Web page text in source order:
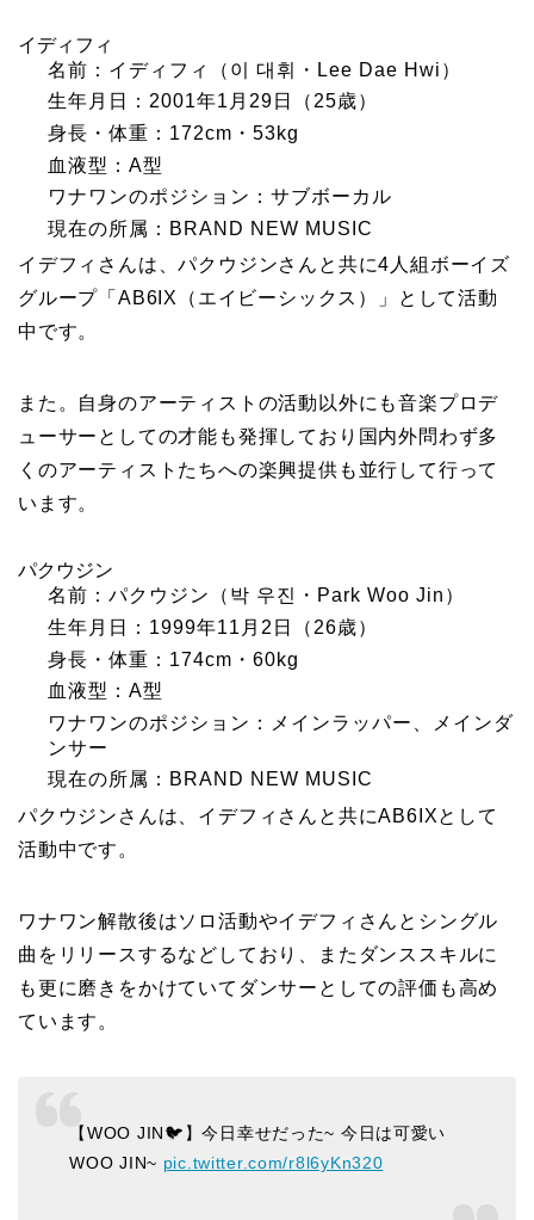
イディフィ
名前：イディフィ（이 대휘・Lee Dae Hwi）
生年月日：2001年1月29日（25歳）
身長・体重：172cm・53kg
血液型：A型
ワナワンのポジション：サブボーカル
現在の所属：BRAND NEW MUSIC
イデフィさんは、パクウジンさんと共に4人組ボーイズ
グループ「AB6IX（エイビーシックス）」として活動
中です。
また。自身のアーティストの活動以外にも音楽プロデ
ューサーとしての才能も発揮しており国内外問わず多
くのアーティストたちへの楽興提供も並行して行って
います。
パクウジン
名前：パクウジン（박 우진・Park Woo Jin）
生年月日：1999年11月2日（26歳）
身長・体重：174cm・60kg
血液型：A型
ワナワンのポジション：メインラッパー、メインダ
ンサー
現在の所属：BRAND NEW MUSIC
パクウジンさんは、イデフィさんと共にAB6IXとして
活動中です。
ワナワン解散後はソロ活動やイデフィさんとシングル
曲をリリースするなどしており、またダンススキルに
も更に磨きをかけていてダンサーとしての評価も高め
ています。
【WOO JIN🐦】今日幸せだった~ 今日は可愛い
WOO JIN~ pic.twitter.com/r8l6yKn320